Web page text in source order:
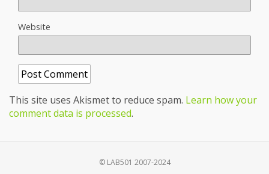
Website
This site uses Akismet to reduce spam. Learn how your
comment data is processed.
© LAB501 2007-2024